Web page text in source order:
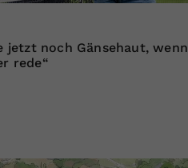
jetzt noch Gänsehaut, wenn
rede“